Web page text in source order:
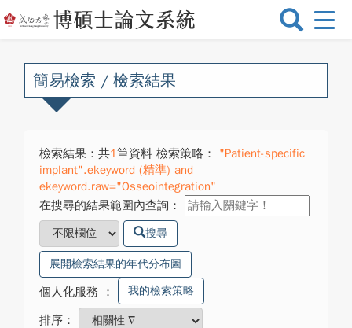
選
換
簡易檢索 / 檢索結果
檢索結果：共1筆資料 檢索策略：
"Patient-specific
implant".ekeyword (精準) and
ekeyword.raw="Osseointegration"
在搜尋的結果範圍內查詢：
搜尋
展開檢索結果的年代分布圖
個人化服務 ： 我的檢索策略
排序：